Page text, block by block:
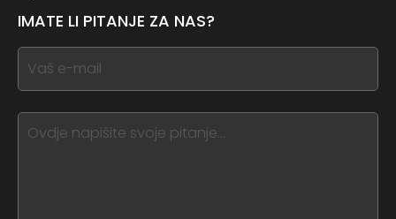
this
form
field
blank
IMATE LI PITANJE ZA NAS?
If
you
this,